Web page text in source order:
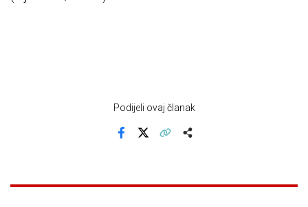
Podijeli ovaj članak